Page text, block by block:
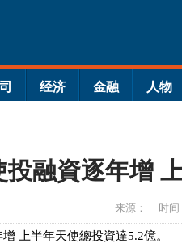
经济 金融 人物
投融資逐年增
来源： 时间
上半年天使總投資達5.2億。